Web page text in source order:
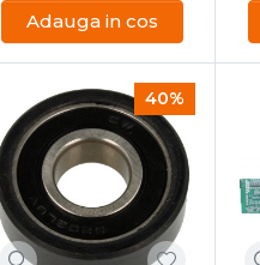
Adauga in cos
40%